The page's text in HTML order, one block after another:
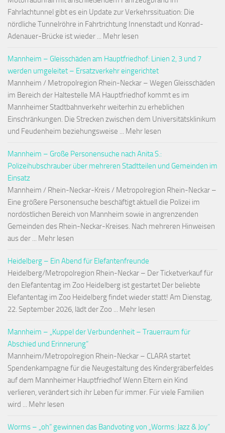
Fahrlachtunnel gibt es ein Update zur Verkehrssituation: Die
nördliche Tunnelröhre in Fahrtrichtung Innenstadt und Konrad-
Adenauer-Brücke ist wieder ... Mehr lesen
Mannheim – Gleisschäden am Hauptfriedhof: Linien 2, 3 und 7
werden umgeleitet – Ersatzverkehr eingerichtet
Mannheim / Metropolregion Rhein-Neckar – Wegen Gleisschäden
im Bereich der Haltestelle MA Hauptfriedhof kommt es im
Mannheimer Stadtbahnverkehr weiterhin zu erheblichen
Einschränkungen. Die Strecken zwischen dem Universitätsklinikum
und Feudenheim beziehungsweise ... Mehr lesen
Mannheim – Große Personensuche nach Anita S.:
Polizeihubschrauber über mehreren Stadtteilen und Gemeinden im
Einsatz
Mannheim / Rhein-Neckar-Kreis / Metropolregion Rhein-Neckar –
Eine größere Personensuche beschäftigt aktuell die Polizei im
nordöstlichen Bereich von Mannheim sowie in angrenzenden
Gemeinden des Rhein-Neckar-Kreises. Nach mehreren Hinweisen
aus der ... Mehr lesen
Heidelberg – Ein Abend für Elefantenfreunde
Heidelberg/Metropolregion Rhein-Neckar – Der Ticketverkauf für
den Elefantentag im Zoo Heidelberg ist gestartet Der beliebte
Elefantentag im Zoo Heidelberg findet wieder statt! Am Dienstag,
22. September 2026, lädt der Zoo ... Mehr lesen
Mannheim – „Kuppel der Verbundenheit – Trauerraum für
Abschied und Erinnerung“
Mannheim/Metropolregion Rhein-Neckar – CLARA startet
Spendenkampagne für die Neugestaltung des Kindergräberfeldes
auf dem Mannheimer Hauptfriedhof Wenn Eltern ein Kind
verlieren, verändert sich ihr Leben für immer. Für viele Familien
wird ... Mehr lesen
Worms – „oh“ gewinnen das Bandvoting von „Worms: Jazz & Joy“